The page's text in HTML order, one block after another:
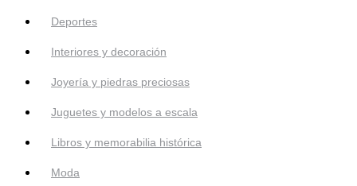
Deportes
Interiores y decoración
Joyería y piedras preciosas
Juguetes y modelos a escala
Libros y memorabilia histórica
Moda